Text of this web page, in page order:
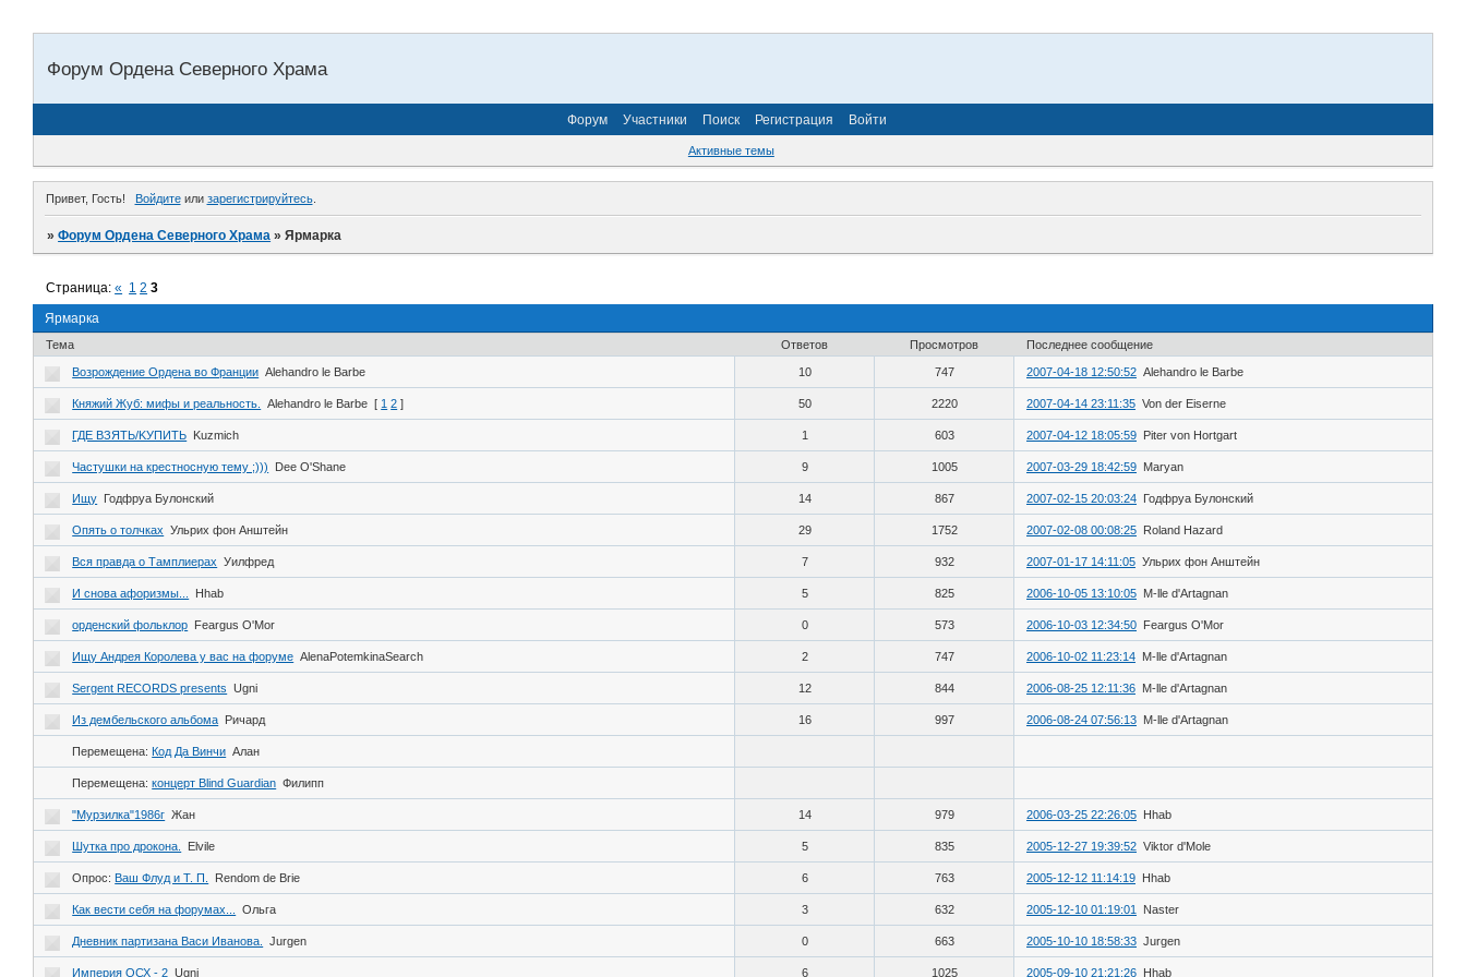
Форум Ордена Северного Храма
Форум Участники Поиск Регистрация Войти
Активные темы
Привет, Гость! Войдитеили зарегистрируйтесь.
»Форум Ордена Северного Храма »Ярмарка
Ярмарка
Страница:« 1 2 3
Тема Ответов Просмотров Последнее сообщение
Возрождение Ордена во Франции Alehandro le Barbe 10 747 2007-04-18 12:50:52 Alehandro le Barbe
Княжий Жуб: мифы и реальность. Alehandro le Barbe [ 1 2 ] 50 2220 2007-04-14 23:11:35 Von der Eiserne
ГДЕ ВЗЯТЬ/KУПИТЬ Kuzmich 1 603 2007-04-12 18:05:59 Piter von Hortgart
Частушки на крестносную тему ;))) Dee O'Shane 9 1005 2007-03-29 18:42:59 Maryan
Ищу Годфруа Булонский 14 867 2007-02-15 20:03:24 Годфруа Булонский
Опять о толчках Ульрих фон Анштейн 29 1752 2007-02-08 00:08:25 Roland Hazard
Вся правда о Тамплиерах Уилфред 7 932 2007-01-17 14:11:05 Ульрих фон Анштейн
И снова афоризмы... Hhab 5 825 2006-10-05 13:10:05 M-lle d'Artagnan
орденский фольклор Feargus O'Mor 0 573 2006-10-03 12:34:50 Feargus O'Mor
Ищу Андрея Королева у вас на форуме AlenaPotemkinaSearch 2 747 2006-10-02 11:23:14 M-lle d'Artagnan
Sergent RECORDS presents Ugni 12 844 2006-08-25 12:11:36 M-lle d'Artagnan
Из дембельского альбома Ричард 16 997 2006-08-24 07:56:13 M-lle d'Artagnan
Перемещена: Код Да Винчи Алан
Перемещена: концерт Blind Guardian Филипп
"Мурзилка"1986г Жан 14 979 2006-03-25 22:26:05 Hhab
Шутка про дрокона. Elvile 5 835 2005-12-27 19:39:52 Viktor d'Mole
Опрос: Ваш Флуд и Т. П. Rendom de Brie 6 763 2005-12-12 11:14:19 Hhab
Как вести себя на форумах... Ольга 3 632 2005-12-10 01:19:01 Naster
Дневник партизана Васи Иванова. Jurgen 0 663 2005-10-10 18:58:33 Jurgen
Империя ОСХ - 2 Ugni 6 1025 2005-09-10 21:21:26 Hhab